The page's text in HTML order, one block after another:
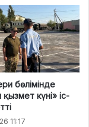
бөлімінде
күні» іс-
11:17